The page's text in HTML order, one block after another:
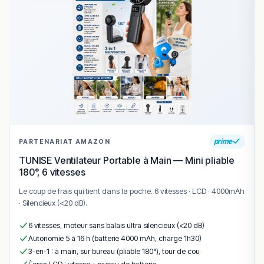
brochettes– brochettes de viande marinée aux
gambas grillées– gambas au barbecue relevées
d’une touche citronnée.
Conclusion
BBQ & GRILL MOBILE est une adresse originale à
Montpellier pour les amateurs de grillades authentiques.
font une expérience différente des restaurants
classiques.
Une excellente option pour savourer des viandes
grillées de qualité dans une ambiance conviviale et
dynamique.
!
Texte généré par intelligence artificielle, en attente de
validation humaine.
Cette description peut contenir des erreurs, n'hésitez pas à
nous aider en vous rendant sur :
Améliorer la fiche de cet
PARTENARIAT AMAZON prime
TUNISE Ventilateur Portable à Main — Mini pliable
180°, 6 vitesses
Le coup de frais qui tient dans la poche. 6 vitesses · LCD · 4000mAh
· Silencieux (<20 dB).
6 vitesses, moteur sans balais ultra silencieux (<20 dB)
Autonomie 5 à 16 h (batterie 4000 mAh, charge 1h30)
3-en-1 : à main, sur bureau (pliable 180°), tour de cou